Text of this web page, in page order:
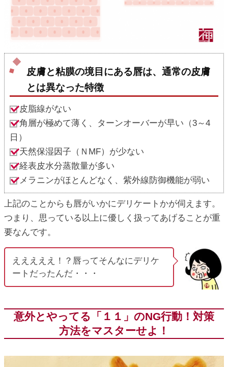
皮膚と粘膜の境目にある唇は、通常の皮膚
とは異なった特徴
皮脂線がない
角層が極めて薄く、ターンオーバーが早い（3～4
日）
天然保湿因子（ＮMF）が少ない
経表皮水分蒸散量が多い
メラニンがほとんどなく、紫外線防御機能が弱い
上記のことからも唇がいかにデリケートかが伺えます。
つまり、思っている以上に優しく扱ってあげることが重
要なんです。
えええええ！？唇ってそんなにデリケ
ートだったんだ・・・
意外とやってる「１１」のNG行動！対策
方法をマスターせよ！